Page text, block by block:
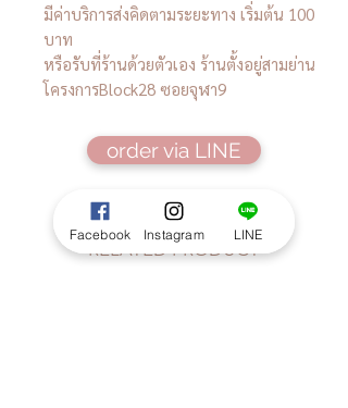
มีค่าบริการส่งคิดตามระยะทาง เริ่มต้น 100
บาท
หรือรับที่ร้านด้วยตัวเอง ร้านตั้งอยู่สามย่าน
โครงการBlock28 ซอยจุฬา9
order via LINE
RELATED PRODUCT
Facebook Instagram LINE